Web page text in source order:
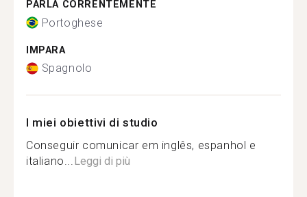
PARLA CORRENTEMENTE
Portoghese
IMPARA
Spagnolo
I miei obiettivi di studio
Conseguir comunicar em inglês, espanhol e
italiano...Leggi di più